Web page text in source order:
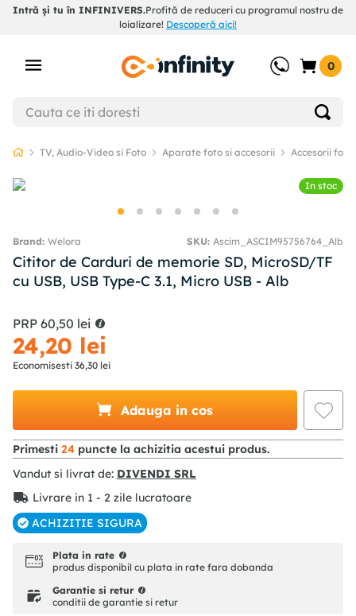
Intră și tu în INFINIVERS.Profită de reduceri cu programul nostru de
loializare! Descoperă aici!
0
TV, Audio-Video si Foto Aparate foto si accesorii Accesorii foto
In stoc
Welora SKU: Ascim_ASCIM95756764_Alb
Cititor de Carduri de memorie SD, MicroSD/TF
cu USB, USB Type-C 3.1, Micro USB - Alb
PRP 60,50 lei
24,20 lei
Economisesti 36,30 lei
Adauga in cos
Primesti 24 puncte la achizitia acestui produs.
Vandut si livrat de: DIVENDI SRL
Livrare in 1 - 2 zile lucratoare
ACHIZITIE SIGURA
Plata in rate
produs disponibil cu plata in rate fara dobanda
Garantie si retur
conditii de garantie si retur